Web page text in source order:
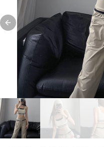
Previous slide